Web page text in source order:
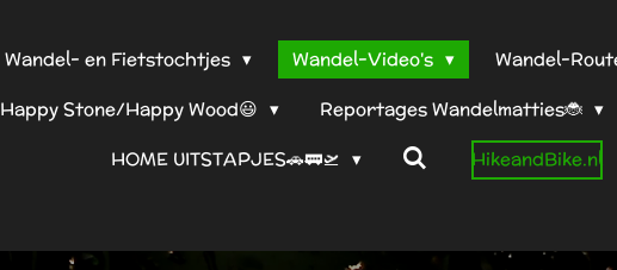
Wandel- en Fietstochtjes Wandel-Video's
Wandel-
Happy Stone/Happy Wood😃
Reportages Wandelmatties🐞
HOME UITSTAPJES🚗🚃🛫
HikeandBike.nl